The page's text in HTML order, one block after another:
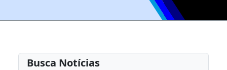
Busca Notícias